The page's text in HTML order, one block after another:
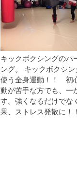
キックボクシングのパ
ング。 キックボクシ
使う全身運動！！ 初
動が苦手な方でも、一
す。強くなるだけでな
果、ストレス発散に！